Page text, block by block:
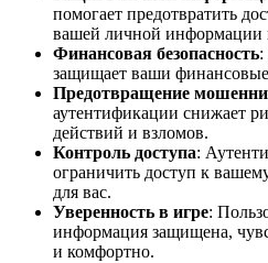
помогает предотвратить
вашей личной информации
Финансовая безопасность:
защищает ваши финансовые
Предотвращение
аутентификации снижает
действий и взломов.
Контроль доступа:
ограничить доступ к
для вас.
Уверенность в игре:
информация защищена,
и комфортно.